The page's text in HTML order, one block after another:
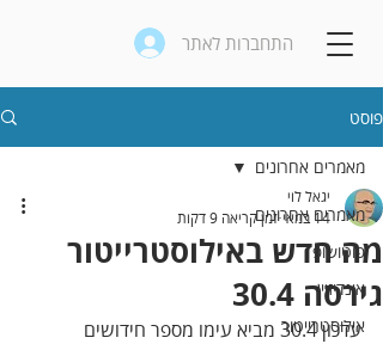
התחברות לאתר
פוסט
מאמרים אחרונים
פוטושופ
אינדיזיין
אילוסטרייטור
מאמרים אחרונים
מה חדש באילוסטרייטור
גירסה 30.4
יגאל לוי
14 במאי
זמן קריאה 9 דקות
עדכון 30.4 מביא עימו מספר חידושים